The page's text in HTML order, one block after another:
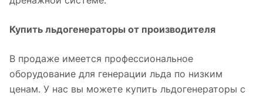
Купить льдогенераторы от производителя
В продаже имеется профессиональное
оборудование для генерации льда по низким
ценам. У нас вы можете купить льдогенераторы с